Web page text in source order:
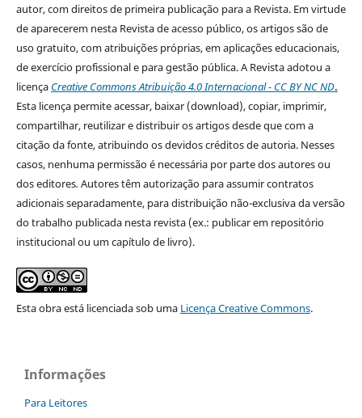
autor, com direitos de primeira publicação para a Revista. Em virtude
de aparecerem nesta Revista de acesso público, os artigos são de
uso gratuito, com atribuições próprias, em aplicações educacionais,
de exercício profissional e para gestão pública. A Revista adotou a
licença Creative Commons Atribuição 4.0 Internacional - CC BY NC ND.
Esta licença permite acessar, baixar (download), copiar, imprimir,
compartilhar, reutilizar e distribuir os artigos desde que com a
citação da fonte, atribuindo os devidos créditos de autoria. Nesses
casos, nenhuma permissão é necessária por parte dos autores ou
dos editores. Autores têm autorização para assumir contratos
adicionais separadamente, para distribuição não-exclusiva da versão
do trabalho publicada nesta revista (ex.: publicar em repositório
institucional ou um capítulo de livro).
Esta obra está licenciada sob uma Licença Creative Commons.
Informações
Para Leitores